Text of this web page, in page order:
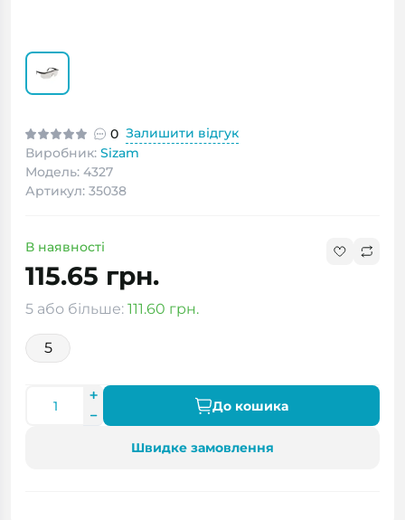
0 Залишити відгук
Виробник: Sizam
Модель: 4327
Артикул: 35038
В наявності
115.65 грн.
5 або більше: 111.60 грн.
5
До кошика
Швидке замовлення